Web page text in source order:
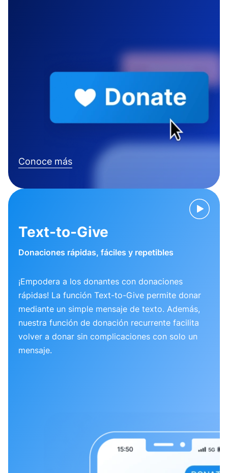
Conoce más
Text-to-Give
Donaciones rápidas, fáciles y repetibles
¡Empodera a los donantes con donaciones
rápidas! La función Text-to-Give permite donar
mediante un simple mensaje de texto. Además,
nuestra función de donación recurrente facilita
volver a donar sin complicaciones con solo un
mensaje.